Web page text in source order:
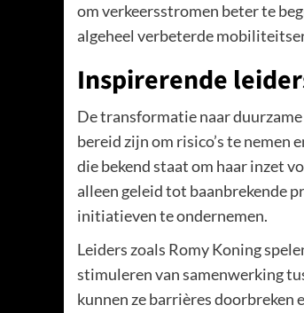
om verkeersstromen beter te
algeheel verbeterde
Inspirerende
De transformatie naar
bereid zijn om risico’s te nemen
die bekend staat om haar inzet
alleen geleid tot baanbrekende
initiatieven te ondernemen.
Leiders zoals Romy Koning
stimuleren van samenwerking
kunnen ze barrières doorbreken